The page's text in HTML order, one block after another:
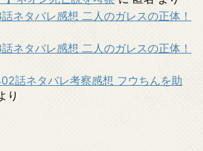
ネタバレ感想 二人のガレスの正体！
ネタバレ感想 二人のガレスの正体！
話ネタバレ考察感想 フウちんを助
り